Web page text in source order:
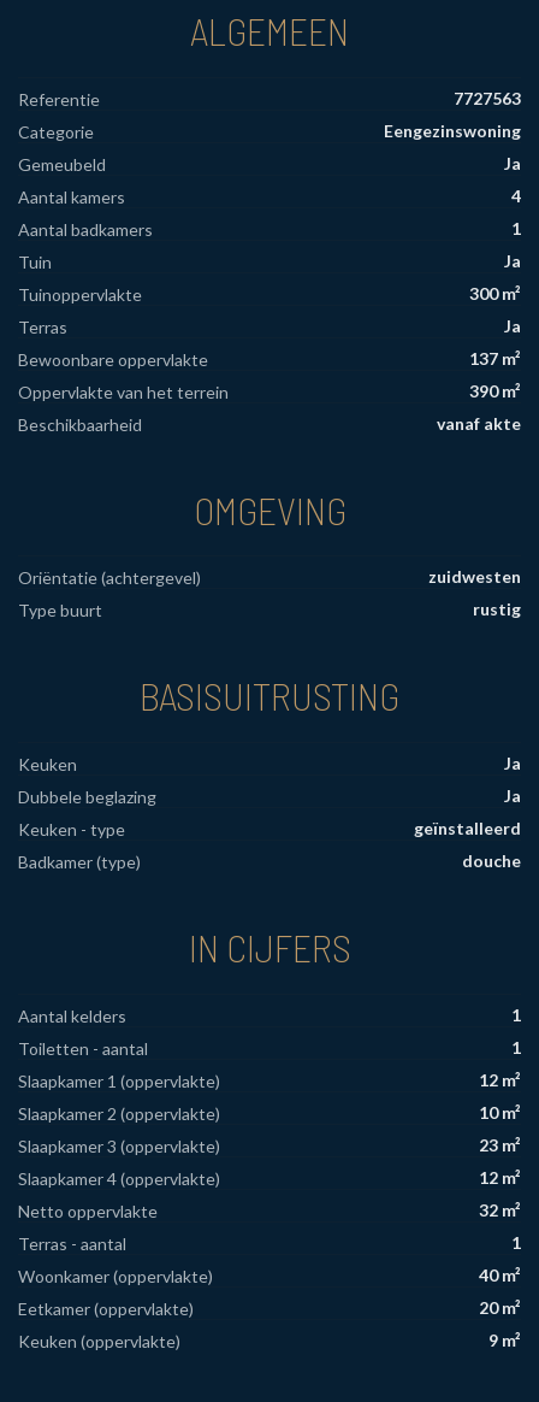
ALGEMEEN
Referentie
7727563
Categorie
Eengezinswoning
Gemeubeld
Ja
Aantal kamers
4
Aantal badkamers
1
Tuin
Ja
Tuinoppervlakte
300 m²
Terras
Ja
Bewoonbare oppervlakte
137 m²
Oppervlakte van het terrein
390 m²
Beschikbaarheid
vanaf akte
OMGEVING
Oriëntatie (achtergevel)
zuidwesten
Type buurt
rustig
BASISUITRUSTING
Keuken
Ja
Dubbele beglazing
Ja
Keuken - type
geïnstalleerd
Badkamer (type)
douche
IN CIJFERS
Aantal kelders
1
Toiletten - aantal
1
Slaapkamer 1 (oppervlakte)
12 m²
Slaapkamer 2 (oppervlakte)
10 m²
Slaapkamer 3 (oppervlakte)
23 m²
Slaapkamer 4 (oppervlakte)
12 m²
Netto oppervlakte
32 m²
Terras - aantal
1
Woonkamer (oppervlakte)
40 m²
Eetkamer (oppervlakte)
20 m²
Keuken (oppervlakte)
9 m²